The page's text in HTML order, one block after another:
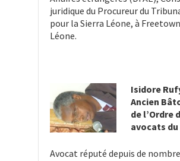
juridique du Procureur du
pour la Sierra Léone, à
Léone.
Isidore
Ancien
de l’Ordre
avocats
Avocat réputé depuis de